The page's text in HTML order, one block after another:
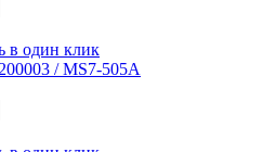
в один клик
/ MS7-505A